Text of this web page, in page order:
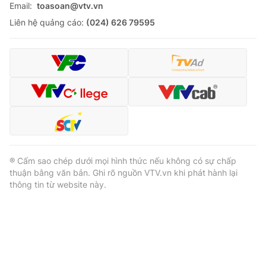
Email: toasoan@vtv.vn
Liên hệ quảng cáo: (024) 626 79595
® Cấm sao chép dưới mọi hình thức nếu không có sự chấp
thuận bằng văn bản. Ghi rõ nguồn VTV.vn khi phát hành lại
thông tin từ website này.